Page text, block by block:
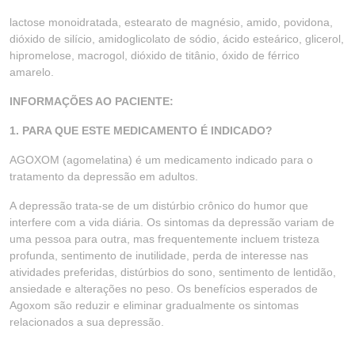
lactose monoidratada, estearato de magnésio, amido, povidona,
dióxido de silício, amidoglicolato de sódio, ácido esteárico, glicerol,
hipromelose, macrogol, dióxido de titânio, óxido de férrico
amarelo.
INFORMAÇÕES AO PACIENTE:
1. PARA QUE ESTE MEDICAMENTO É INDICADO?
AGOXOM (agomelatina) é um medicamento indicado para o
tratamento da depressão em adultos.
A depressão trata-se de um distúrbio crônico do humor que
interfere com a vida diária. Os sintomas da depressão variam de
uma pessoa para outra, mas frequentemente incluem tristeza
profunda, sentimento de inutilidade, perda de interesse nas
atividades preferidas, distúrbios do sono, sentimento de lentidão,
ansiedade e alterações no peso. Os benefícios esperados de
Agoxom são reduzir e eliminar gradualmente os sintomas
relacionados a sua depressão.